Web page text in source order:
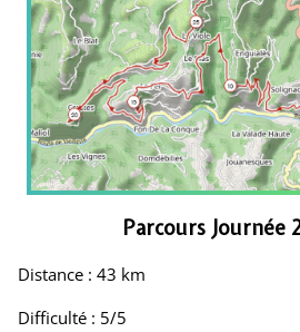
Parcours Journée
Distance : 43 km
Difficulté : 5/5